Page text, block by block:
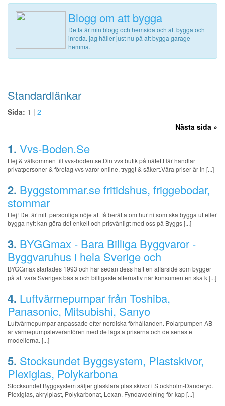
Blogg om att bygga
Detta är min blogg och hemsida och att bygga och
inreda. jag håller just nu på att bygga garage
hemma.
Standardlänkar
Sida: 1 | 2
Nästa sida »
1. Vvs-Boden.Se
Hej & välkommen till vvs-boden.se.Din vvs butik på nätet.Här handlar
privatpersoner & företag vvs varor online, tryggt & säkert.Våra priser är in [...]
2. Byggstommar.se fritidshus, friggebodar,
stommar
Hej! Det är mitt personliga nöje att få berätta om hur ni som ska bygga ut eller
bygga nytt kan göra det enkelt och prisvänligt med oss på Byggs [...]
3. BYGGmax - Bara Billiga Byggvaror -
Byggvaruhus i hela Sverige och
BYGGmax startades 1993 och har sedan dess haft en affärsidé som bygger
på att vara Sveriges bästa och billigaste alternativ när konsumenten ska k [...]
4. Luftvärmepumpar från Toshiba,
Panasonic, Mitsubishi, Sanyo
Luftvärmepumpar anpassade efter nordiska förhållanden. Polarpumpen AB
är värmepumpsleverantören med de lägsta priserna och de senaste
modellerna. [...]
5. Stocksundet Byggsystem, Plastskivor,
Plexiglas, Polykarbona
Stocksundet Byggsystem säljer glasklara plastskivor i Stockholm-Danderyd.
Plexiglas, akrylplast, Polykarbonat, Lexan. Fyndavdelning för kap [...]